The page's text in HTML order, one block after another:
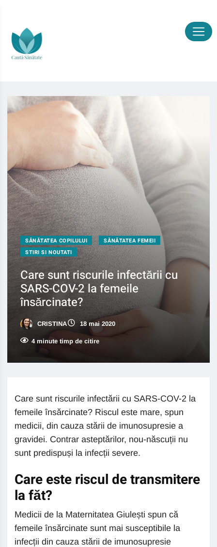
SĂNĂTATEA COPILULUI
SĂNĂTATEA FEMEII
STIRI SI NOUTATI
Care sunt riscurile infectării cu
SARS-COV-2 la femeile
însărcinate?
CRISTINA 18 mai 2020
4 minute timp de citire
Care sunt riscurile infectării cu SARS-COV-2 la
femeile însărcinate? Riscul este mare, spun
medicii, din cauza stării de imunosupresie a
gravidei. Contrar asteptărilor, nou-născuții nu
sunt predispuși la infecții severe.
Care este riscul de transmitere
la făt?
Medicii de la Maternitatea Giulești spun că
femeile însărcinate sunt mai susceptibile la
infecții din cauza stării de imunosupresie